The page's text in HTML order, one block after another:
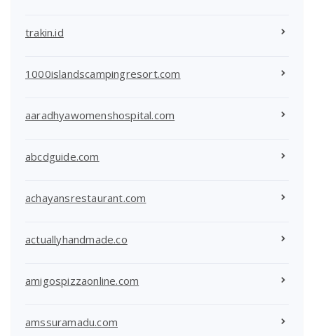
trakin.id
1000islandscampingresort.com
aaradhyawomenshospital.com
abcdguide.com
achayansrestaurant.com
actuallyhandmade.co
amigospizzaonline.com
amssuramadu.com